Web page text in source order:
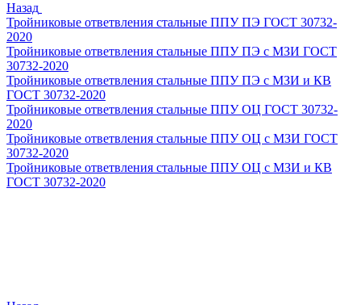
Назад
Тройниковые ответвления стальные ППУ ПЭ ГОСТ 30732-
2020
Тройниковые ответвления стальные ППУ ПЭ с МЗИ ГОСТ
30732-2020
Тройниковые ответвления стальные ППУ ПЭ с МЗИ и КВ
ГОСТ 30732-2020
Тройниковые ответвления стальные ППУ ОЦ ГОСТ 30732-
2020
Тройниковые ответвления стальные ППУ ОЦ с МЗИ ГОСТ
30732-2020
Тройниковые ответвления стальные ППУ ОЦ с МЗИ и КВ
ГОСТ 30732-2020